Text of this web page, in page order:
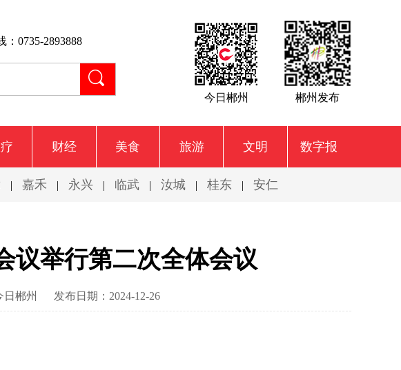
：0735-2893888
今日郴州 郴州发布
财经 美食 旅游 文明 数字报
| 嘉禾 | 永兴 | 临武 | 汝城 | 桂东 | 安仁
议举行第二次全体会议
日郴州 发布日期：2024-12-26